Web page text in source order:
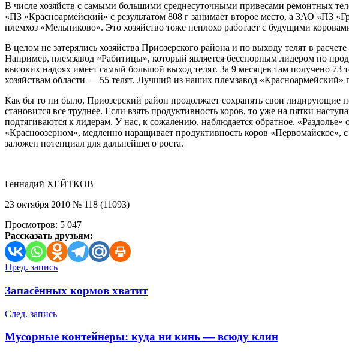
В числе хозяйств с самыми большими среднесуточными привесами ремонтных
«ПЗ «Красноармейский» с результатом 808 г занимает второе место, а ЗАО «ПЗ
племхоз «Мельниково». Это хозяйство тоже неплохо работает с будущими
В целом не затерялись хозяйства Приозерского района и по выходу телят в
Например, племзавод «Рабитицы», который является бесспорным лидером по
высоких надоях имеет самый большой выход телят. За 9 месяцев там получено
хозяйствам области — 55 телят. Лучший из наших племзавод «Красноармейский»
Как бы то ни было, Приозерский район продолжает сохранять свои лидирующие
становится все труднее. Если взять продуктивность коров, то уже на пятки
подтягиваются к лидерам. У нас, к сожалению, наблюдается обратное. «Раздолье»
«Красноозерном», медленно наращивает продуктивность коров «Первомайское»,
заложен потенциал для дальнейшего роста.
Геннадий ХЕЙТКОВ
23 октября 2010 № 118 (11093)
Просмотров: 5 047
Рассказать друзьям:
Навигация
по
Пред. запись
Запасённых кормов хватит
След. запись
Мусорные контейнеры: куда ни кинь — всюду клин